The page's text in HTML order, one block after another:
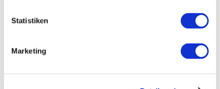
Statistiken
Marketing
Internet: https://www.weingutwerner.de